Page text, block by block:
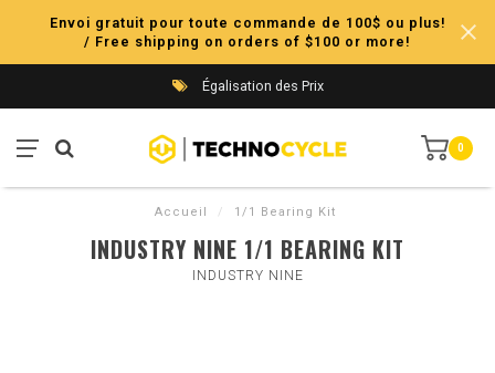
Envoi gratuit pour toute commande de 100$ ou plus!
/ Free shipping on orders of $100 or more!
Égalisation des Prix
0
Accueil / 1/1 Bearing Kit
INDUSTRY NINE 1/1 BEARING KIT
INDUSTRY NINE